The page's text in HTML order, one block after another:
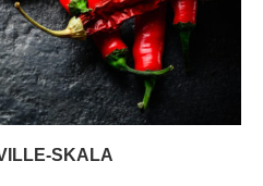
SKALA